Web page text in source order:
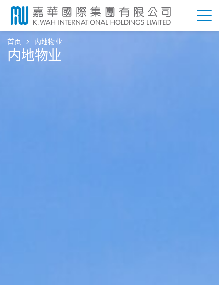
首页 内地物业
内地物业